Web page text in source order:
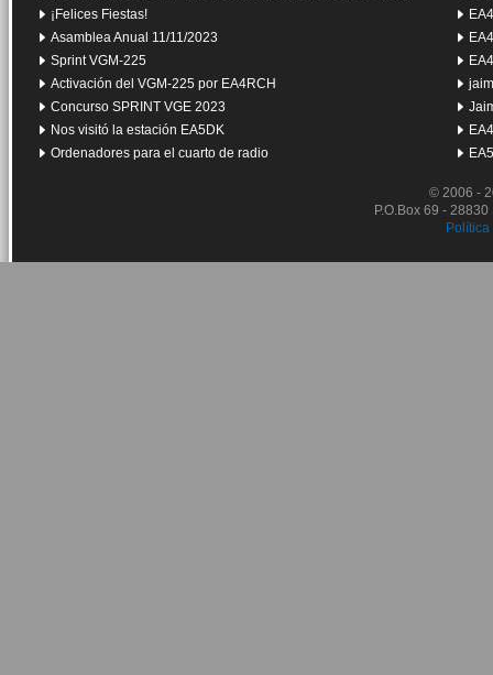
¡Felices Fiestas!
Asamblea Anual 11/11/2023
Sprint VGM-225
Activación del VGM-225 por EA4RCH
Concurso SPRINT VGE 2023
Nos visitó la estación EA5DK
Ordenadores para el cuarto de radio
© 2006 -
P.O.Box 69 -